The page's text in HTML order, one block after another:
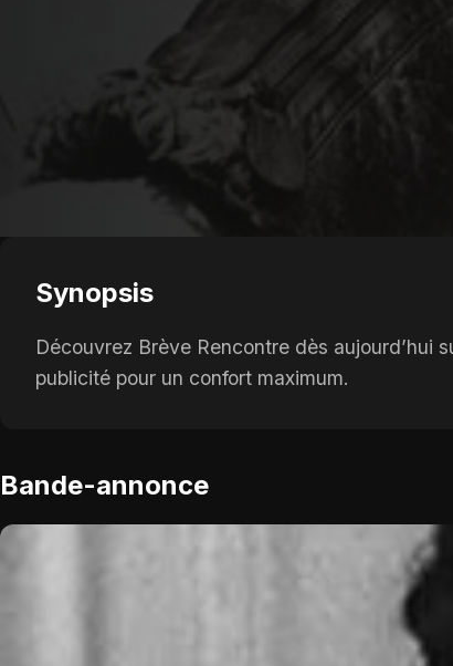
Synopsis
Découvrez Brève Rencontre dès aujourd’hui
publicité pour un confort maximum.
Bande-annonce